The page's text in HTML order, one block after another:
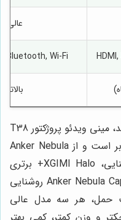
عالی
Bluetooth, Wi-Fi
بالاتر
همانطور که در جدول مشاهده می‌کنید، مینی ویدئو پروژکتور T38
از نظر رزولوشن با XGIMI Halo+ برابر است و از Anker Nebula
Capsule II بهتر است. از نظر روشنایی، XGIMI Halo+ برتری
دارد، اما T38 در مقایسه با Anker Nebula Capsule II روشنایی
حمل، هر سه مدل عالی